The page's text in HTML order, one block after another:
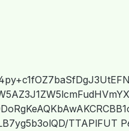
TTAPlFUT